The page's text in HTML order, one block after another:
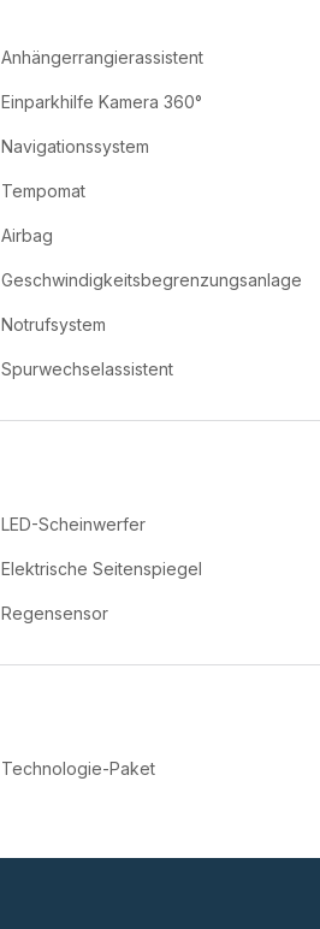
Anhängerrangierassistent
Einparkhilfe Kamera 360°
Navigationssystem
Tempomat
Airbag
Geschwindigkeitsbegrenzungsanlage
Notrufsystem
Spurwechselassistent
LED-Scheinwerfer
Elektrische Seitenspiegel
Regensensor
Technologie-Paket